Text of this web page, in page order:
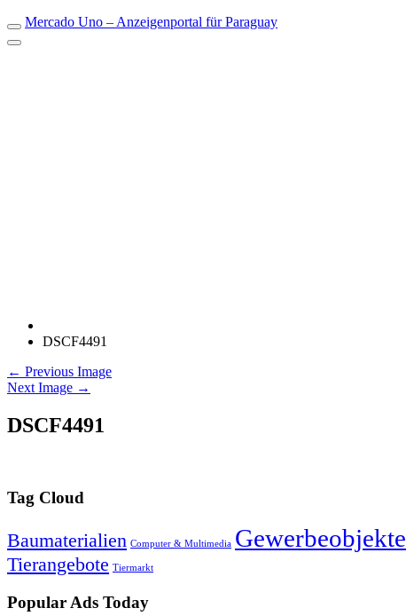
Mercado Uno – Anzeigenportal für Paraguay
DSCF4491
← Previous Image
Next Image →
DSCF4491
Tag Cloud
Baumaterialien Computer & Multimedia Gewerbeobjekte
Tierangebote Tiermarkt
Popular Ads Today